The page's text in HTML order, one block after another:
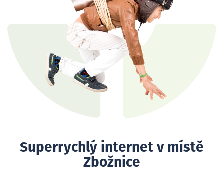
Superrychlý internet v místě
Zbožnice